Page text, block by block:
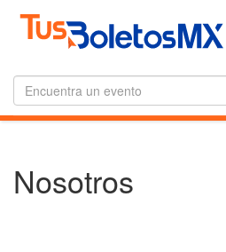
Nosotros